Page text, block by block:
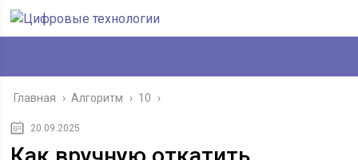
Главная › Алгоритм › 10 ›
20.09.2025